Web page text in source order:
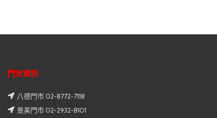
門市資訊
八德門市 02-8772-7118
景美門市 02-2932-8101